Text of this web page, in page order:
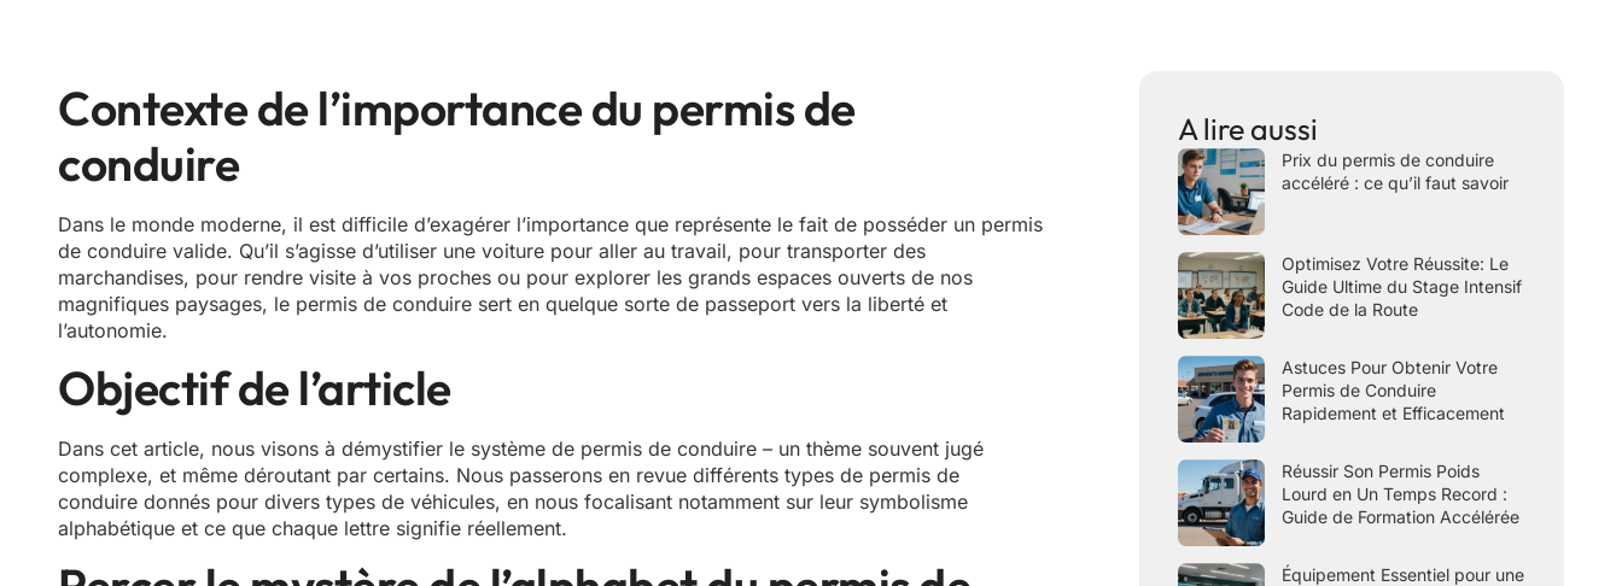
Contexte de l’importance du permis de
conduire
Dans le monde moderne, il est difficile d’exagérer l’importance que représente le fait de posséder un permis
de conduire valide. Qu’il s’agisse d’utiliser une voiture pour aller au travail, pour transporter des
marchandises, pour rendre visite à vos proches ou pour explorer les grands espaces ouverts de nos
magnifiques paysages, le permis de conduire sert en quelque sorte de passeport vers la liberté et
l’autonomie.
Objectif de l’article
Dans cet article, nous visons à démystifier le système de permis de conduire – un thème souvent jugé
complexe, et même déroutant par certains. Nous passerons en revue différents types de permis de
conduire donnés pour divers types de véhicules, en nous focalisant notamment sur leur symbolisme
alphabétique et ce que chaque lettre signifie réellement.
A lire aussi
Prix du permis de conduire
accéléré : ce qu’il faut savoir
Optimisez Votre Réussite: Le
Guide Ultime du Stage Intensif
Code de la Route
Astuces Pour Obtenir Votre
Permis de Conduire
Rapidement et Efficacement
Réussir Son Permis Poids
Lourd en Un Temps Record :
Guide de Formation Accélérée
Équipement Essentiel pour une